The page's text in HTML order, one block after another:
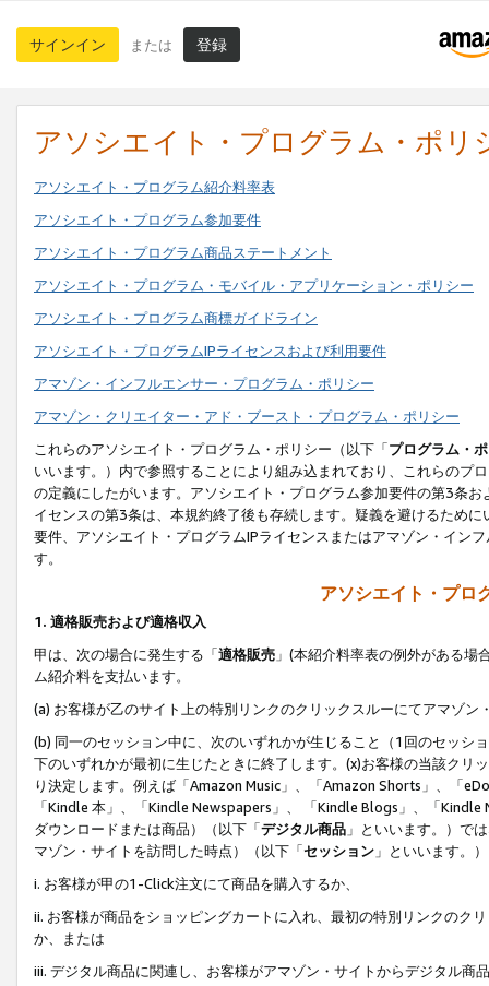
サインイン または 登録
アソシエイト・プログラム・ポリ
アソシエイト・プログラム紹介料率表
アソシエイト・プログラム参加要件
アソシエイト・プログラム商品ステートメント
アソシエイト・プログラム・モバイル・アプリケーション・ポリシー
アソシエイト・プログラム商標ガイドライン
アソシエイト・プログラムIPライセンスおよび利用要件
アマゾン・インフルエンサー・プログラム・ポリシー
アマゾン・クリエイター・アド・ブースト・プログラム・ポリシー
これらのアソシエイト・プログラム・ポリシー（以下「プログラム・
いいます。）内で参照することにより組み込まれており、これらのプ
の定義にしたがいます。アソシエイト・プログラム参加要件の第3条
イセンスの第3条は、本規約終了後も存続します。疑義を避けるため
要件、アソシエイト・プログラムIPライセンスまたはアマゾン・イン
す。
アソシエイト・プロ
1. 適格販売および適格収入
甲は、次の場合に発生する「適格販売 」(本紹介料率表の例外がある
ム紹介料を支払います。
(a) お客様が乙のサイト上の特別リンクのクリックスルーにてアマゾン
(b) 同一のセッション中に、次のいずれかが生じること（1回のセッシ
下のいずれかが最初に生じたときに終了します。(x)お客様の当該ク
り決定します。例えば「Amazon Music」、「Amazon Shorts」、「
「Kindle 本」、「Kindle Newspapers」、 「Kindle Blogs」、「
ダウンロードまたは商品）（以下「デジタル商品 」といいます。）で
マゾン・サイトを訪問した時点）（以下「セッション 」といいます。
i. お客様が甲の1-Click注文にて商品を購入するか、
ii. お客様が商品をショッピングカートに入れ、最初の特別リンクのク
か、または
iii. デジタル商品に関連し、お客様がアマゾン・サイトからデジタル